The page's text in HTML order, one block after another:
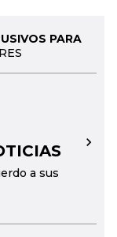
PARA
a sus
→